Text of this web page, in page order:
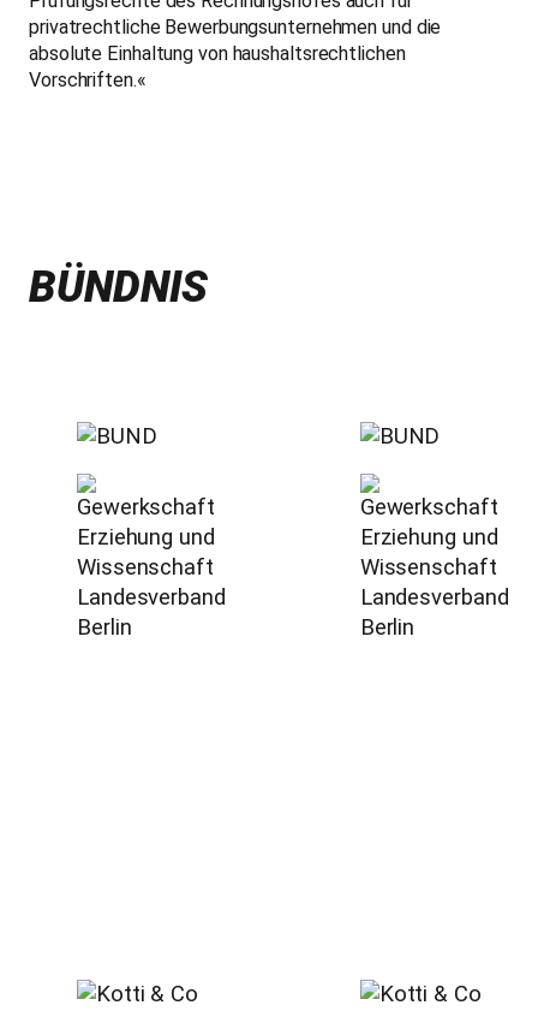
privatrechtliche Bewerbungsunternehmen und die
absolute Einhaltung von haushaltsrechtlichen
Vorschriften.«
BÜNDNIS